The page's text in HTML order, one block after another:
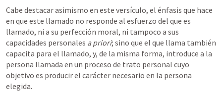
Cabe destacar asimismo en este versículo, el énfasis que hace
en que este llamado no responde al esfuerzo del que es
llamado, ni a su perfección moral, ni tampoco a sus
capacidades personales a priori; sino que el que llama también
capacita para el llamado, y, de la misma forma, introduce a la
persona llamada en un proceso de trato personal cuyo
objetivo es producir el carácter necesario en la persona
elegida.